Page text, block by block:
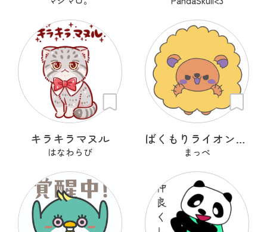
キラキラマヌル
はなわらび
ばくもりライオンさん
まっぺ